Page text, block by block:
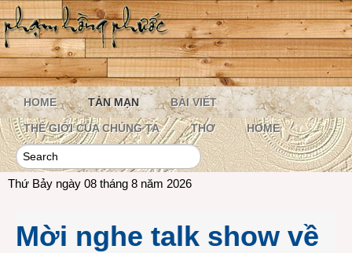
HOME TẢN MẠN BÀI VIẾT
THẾ GIỚI CỦA CHÚNG TA THƠ HOME
Thứ Bảy ngày 08 tháng 8 năm 2026
Mời nghe talk show về